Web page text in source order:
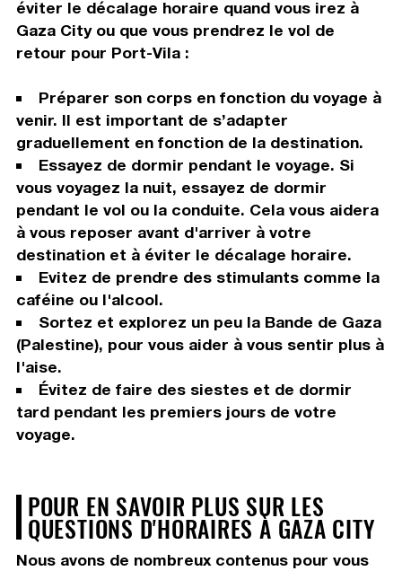
éviter le décalage horaire quand vous irez à
Gaza City ou que vous prendrez le vol de
retour pour Port-Vila :
Préparer son corps en fonction du voyage à
venir. Il est important de s’adapter
graduellement en fonction de la destination.
Essayez de dormir pendant le voyage. Si
vous voyagez la nuit, essayez de dormir
pendant le vol ou la conduite. Cela vous aidera
à vous reposer avant d'arriver à votre
destination et à éviter le décalage horaire.
Evitez de prendre des stimulants comme la
caféine ou l'alcool.
Sortez et explorez un peu la Bande de Gaza
(Palestine), pour vous aider à vous sentir plus à
l'aise.
Évitez de faire des siestes et de dormir
tard pendant les premiers jours de votre
voyage.
POUR EN SAVOIR PLUS SUR LES
QUESTIONS D'HORAIRES À GAZA CITY
Nous avons de nombreux contenus pour vous